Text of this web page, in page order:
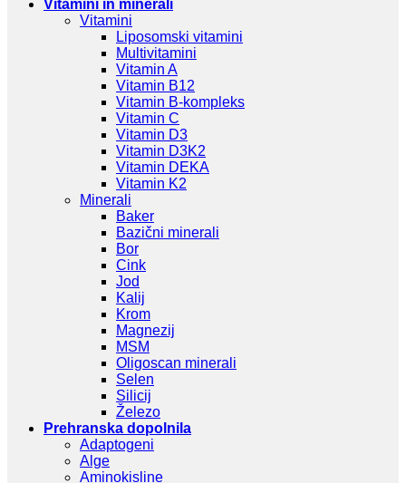
Vitamini in minerali
Vitamini
Liposomski vitamini
Multivitamini
Vitamin A
Vitamin B12
Vitamin B-kompleks
Vitamin C
Vitamin D3
Vitamin D3K2
Vitamin DEKA
Vitamin K2
Minerali
Baker
Bazični minerali
Bor
Cink
Jod
Kalij
Krom
Magnezij
MSM
Oligoscan minerali
Selen
Silicij
Železo
Prehranska dopolnila
Adaptogeni
Alge
Aminokisline